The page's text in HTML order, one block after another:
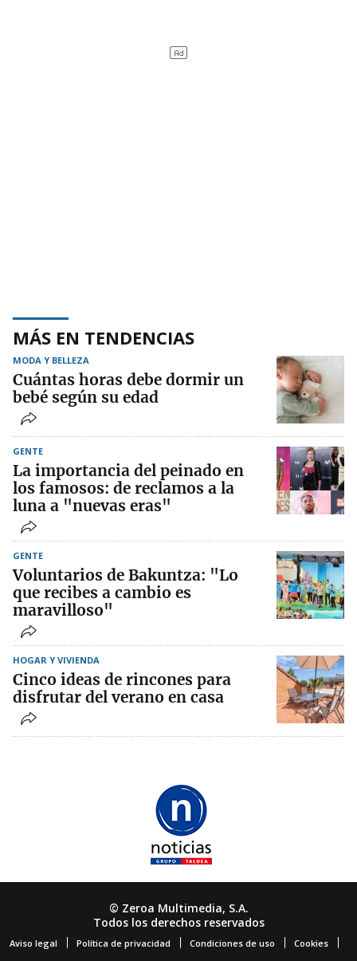
MÁS EN TENDENCIAS
MODA Y BELLEZA
Cuántas horas debe dormir un
bebé según su edad
GENTE
La importancia del peinado en
los famosos: de reclamos a la
luna a "nuevas eras"
GENTE
Voluntarios de Bakuntza: "Lo
que recibes a cambio es
maravilloso"
HOGAR Y VIVIENDA
Cinco ideas de rincones para
disfrutar del verano en casa
© Zeroa Multimedia, S.A.
Todos los derechos reservados
Aviso legal Política de privacidad Condiciones de uso Cookies